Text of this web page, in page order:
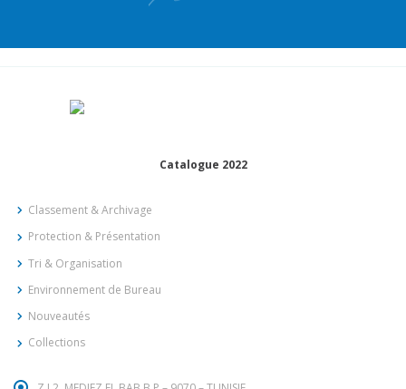
Catalogue 2022
Classement & Archivage
Protection & Présentation
Tri & Organisation
Environnement de Bureau
Nouveautés
Collections